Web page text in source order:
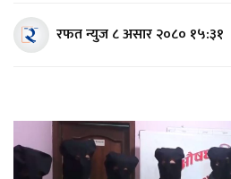
रफत न्युज८ असार २०८० १५:३१